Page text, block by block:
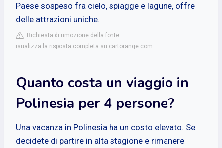
Paese sospeso fra cielo, spiagge e lagune, offre
delle attrazioni uniche.
Richiesta di rimozione della fonte
isualizza la risposta completa su cartorange.com
Quanto costa un viaggio in
Polinesia per 4 persone?
Una vacanza in Polinesia ha un costo elevato. Se
decidete di partire in alta stagione e rimanere